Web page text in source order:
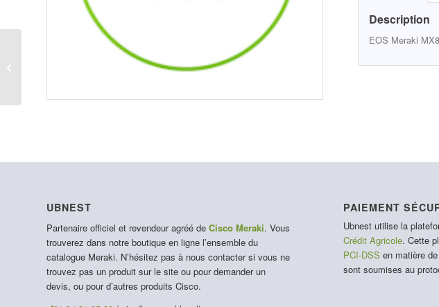
Description
EOS Meraki
UBNEST
Partenaire officiel et revendeur agréé de Cisco Meraki. Vous
trouverez dans notre boutique en ligne l’ensemble du
catalogue Meraki. N’hésitez pas à nous contacter si vous ne
trouvez pas un produit sur le site ou pour demander un
devis, ou pour d’autres produits Cisco.
PAIEMENT
Ubnest utilise la
Crédit Agricole. Cette
PCI-DSS en matière
sont soumises au